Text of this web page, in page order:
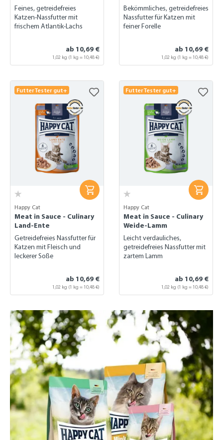
Feines, getreidefreies
Katzen-Nassfutter mit
frischem Atlantik-Lachs
ab 10,69 €
1,02 kg (1 kg = 10,48 €)
Bekömmliches, getreidefreies
Nassfutter für Katzen mit
feiner Forelle
ab 10,69 €
1,02 kg (1 kg = 10,48 €)
FutterTester gut+
Happy Cat
Meat in Sauce - Culinary
Land-Ente
Getreidefreies Nassfutter für
Katzen mit Fleisch und
leckerer Soße
ab 10,69 €
1,02 kg (1 kg = 10,48 €)
FutterTester gut+
Happy Cat
Meat in Sauce - Culinary
Weide-Lamm
Leicht verdauliches,
getreidefreies Nassfutter mit
zartem Lamm
ab 10,69 €
1,02 kg (1 kg = 10,48 €)